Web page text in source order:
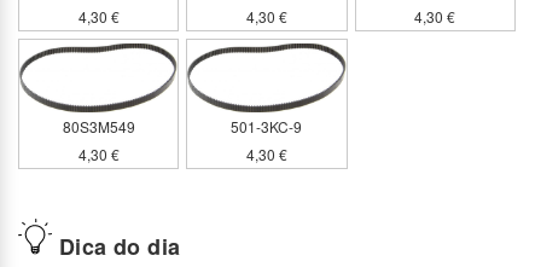
Dica do dia
4,30 €
4,30 €
4,30 €
80S3M549
4,30 €
501-3KC-9
4,30 €